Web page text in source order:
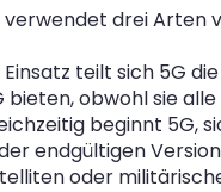
verwendet drei Arten
Einsatz teilt sich 5G
bieten, obwohl sie
beginnt 5G,
endgültigen
oder